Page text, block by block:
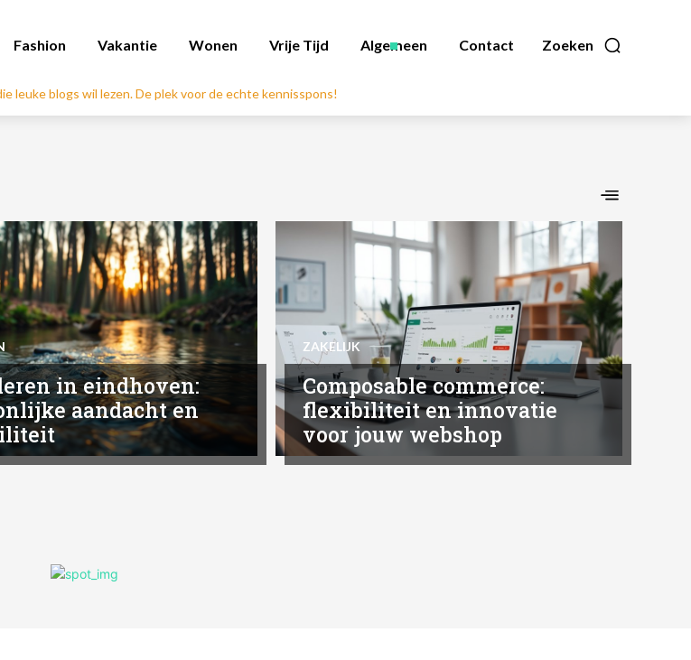
Zoeken
Fashion Vakantie Wonen Vrije Tijd Algemeen Contact
leuke blogs wil lezen. De plek voor de echte kennisspons!
in eindhoven:
aandacht en
ZAKELIJK
Composable commerce:
flexibiliteit en innovatie
voor jouw webshop